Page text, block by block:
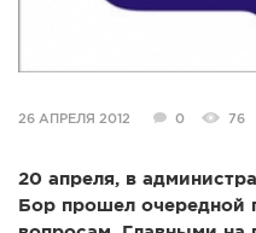
26 АПРЕЛЯ 2012 0 76
20 апреля, в
Бор прошел очередной